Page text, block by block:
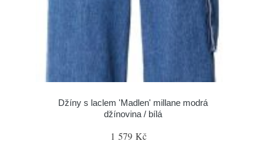
Džíny s laclem 'Madlen' millane modrá
džínovina / bílá
1 579 Kč